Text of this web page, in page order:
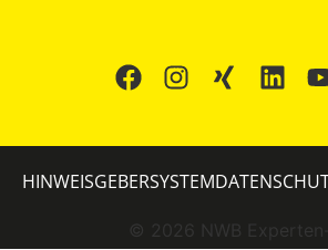
© 2026 NWB
HINWEISGEBERSYSTEM